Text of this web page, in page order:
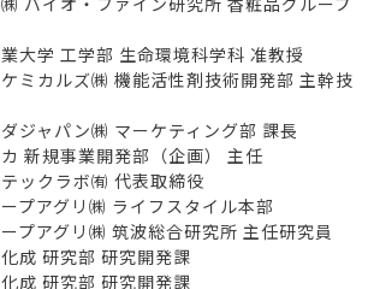
学 工学部 生命環境科学科 准教授
カルズ㈱ 機能活性剤技術開発部 主幹技
ャパン㈱ マーケティング部 課長
規事業開発部（企画） 主任
クラボ㈲ 代表取締役
アグリ㈱ ライフスタイル本部
グリ㈱ 筑波総合研究所 主任研究員
研究部 研究開発課
研究部 研究開発課